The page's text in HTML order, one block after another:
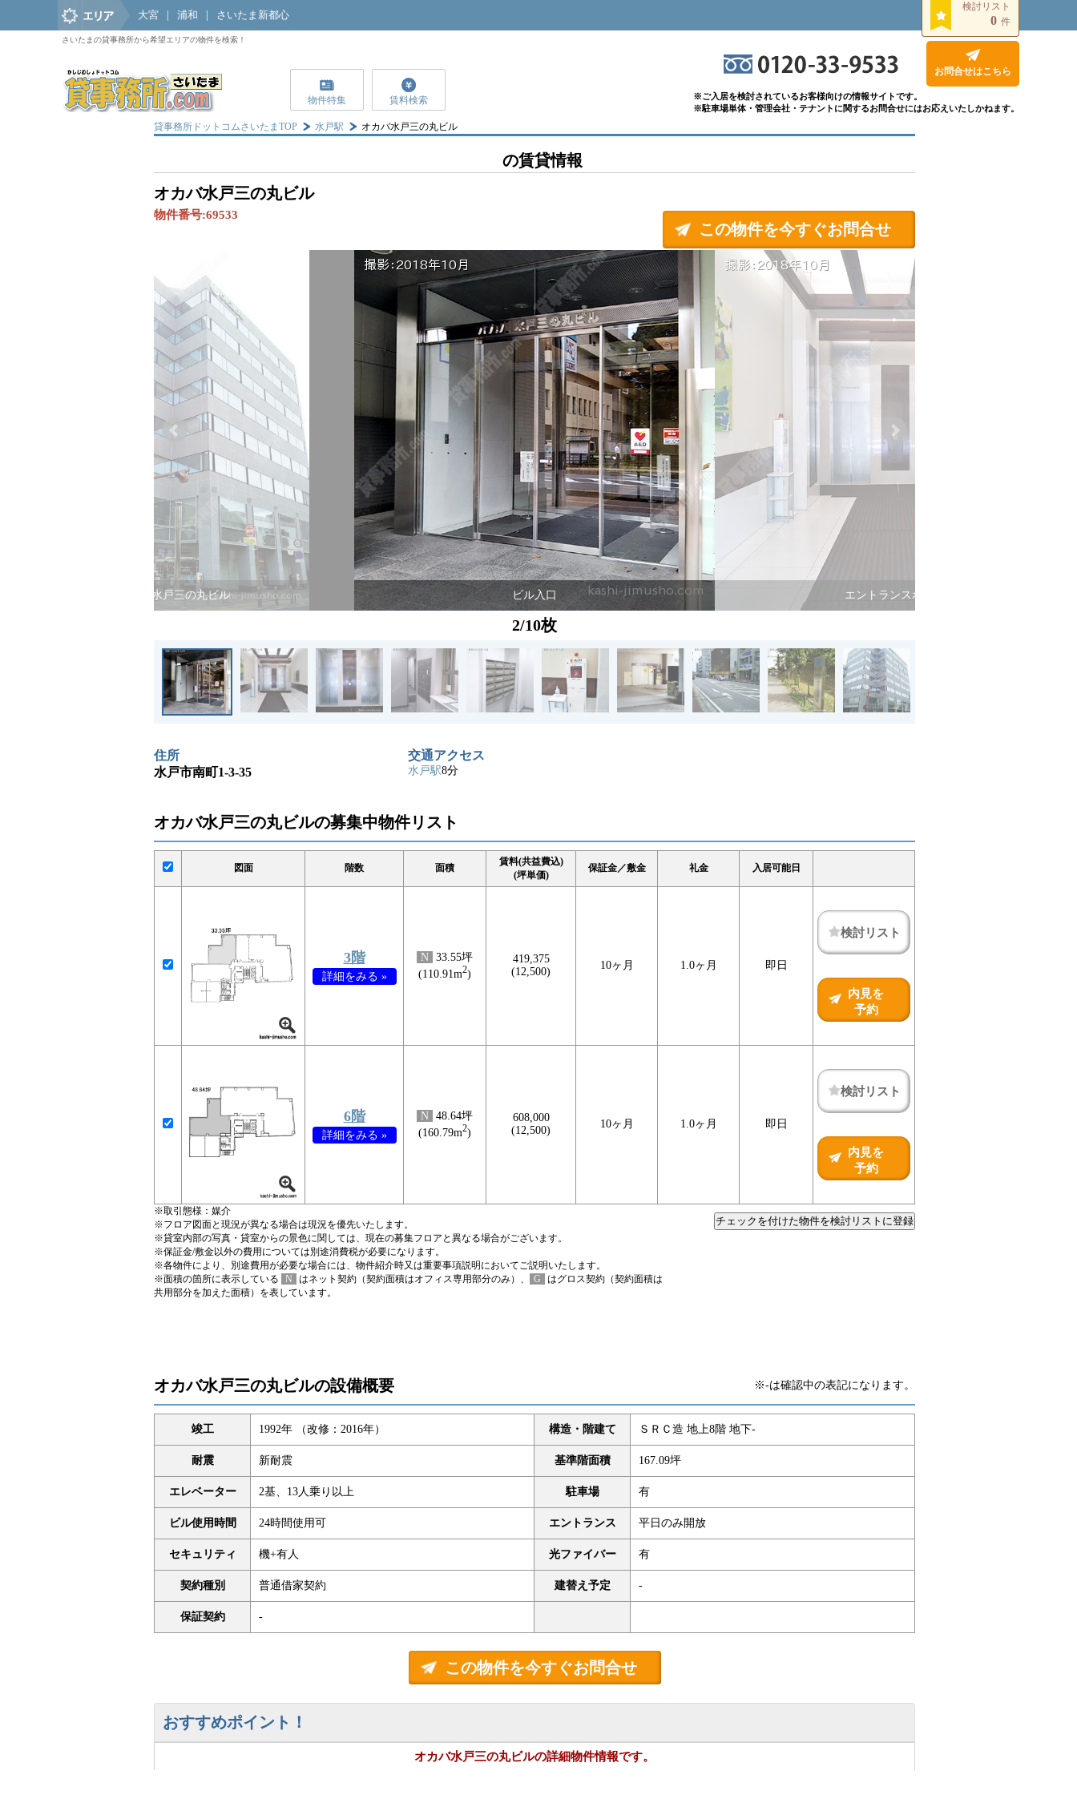
大宮 浦和 さいたま新都心
検討リスト
0 件
さいたまの貸事務所から希望エリアの物件を検索！
物件特集 賃料検索
お問合せはこちら
※ご入居を検討されているお客様向けの情報サイトです。
※駐車場単体・管理会社・テナントに関するお問合せにはお応えいたしかねます。
貸事務所ドットコムさいたまTOP 水戸駅 オカバ水戸三の丸ビル
の賃貸情報
オカバ水戸三の丸ビル
物件番号:69533
この物件を今すぐお問合せ
オカバ水戸三の丸ビル ビル入口 エントランスホール
2/10枚
住所
水戸市南町1-3-35
交通アクセス
水戸駅8分
オカバ水戸三の丸ビルの募集中物件リスト
図面 階数 面積
賃料(共益費込)
(坪単価)
保証金／敷金 礼金 入居可能日
3階
詳細をみる »
N 33.55坪
(110.91m2)
419,375
(12,500)
10ヶ月 1.0ヶ月 即日
検討リスト
内見を
予約
6階
詳細をみる »
N 48.64坪
(160.79m2)
608,000
(12,500)
10ヶ月 1.0ヶ月 即日
検討リスト
内見を
予約
※取引態様：媒介
※フロア図面と現況が異なる場合は現況を優先いたします。
※貸室内部の写真・貸室からの景色に関しては、現在の募集フロアと異なる場合がございます。
※保証金/敷金以外の費用については別途消費税が必要になります。
※各物件により、別途費用が必要な場合には、物件紹介時又は重要事項説明においてご説明いたします。
※面積の箇所に表示している
N はネット契約（契約面積はオフィス専用部分のみ）、 G
はグロス契約（契約面積は
共用部分を加えた面積）を表しています。
チェックを付けた物件を検討リストに登録
オカバ水戸三の丸ビルの設備概要 ※-は確認中の表記になります。
竣工 1992年 （改修：2016年） 構造・階建て ＳＲＣ造 地上8階 地下-
耐震 新耐震 基準階面積 167.09坪
エレベーター 2基、13人乗り以上 駐車場 有
ビル使用時間 24時間使用可 エントランス 平日のみ開放
セキュリティ 機+有人 光ファイバー 有
契約種別 普通借家契約 建替え予定 -
保証契約 -
この物件を今すぐお問合せ
おすすめポイント！
オカバ水戸三の丸ビルの詳細物件情報です。